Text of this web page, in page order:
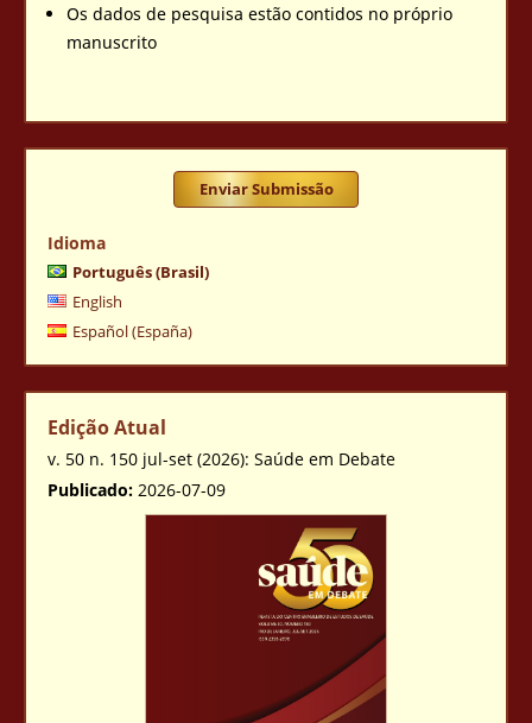
Os dados de pesquisa estão contidos no próprio
manuscrito
Enviar Submissão
Idioma
Português (Brasil)
English
Español (España)
Edição Atual
v. 50 n. 150 jul-set (2026): Saúde em Debate
Publicado: 2026-07-09